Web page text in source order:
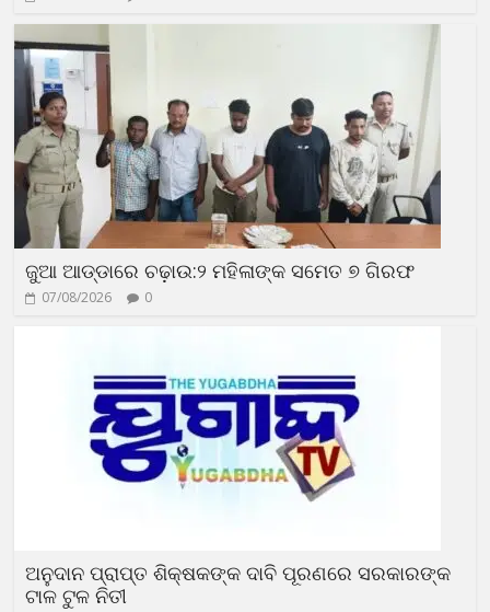
ଜୁଆ ଆଡ୍ଡାରେ ଚଢ଼ାଉ:୨ ମହିଳାଙ୍କ ସମେତ ୭ ଗିରଫ
07/08/2026 0
ଅନୁଦାନ ପ୍ରାପ୍ତ ଶିକ୍ଷକଙ୍କ ଦାବି ପୂରଣରେ ସରକାରଙ୍କ
ଟାଳ ଟୁଳ ନିତୀ